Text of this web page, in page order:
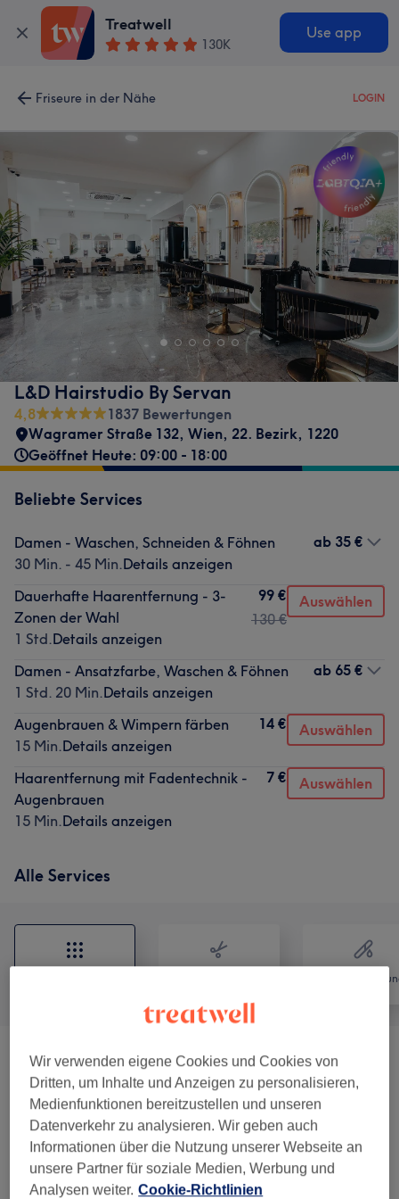
Treatwell
130K
Use app
Friseure in der Nähe LOGIN
L&D Hairstudio By Servan
4,8
1837 Bewertungen
Wagramer Straße 132, Wien, 22. Bezirk, 1220
Geöffnet Heute: 09:00 - 18:00
Beliebte Services
Damen - Waschen, Schneiden & Föhnen
30 Min. - 45 Min.Details anzeigen
ab 35 €
Dauerhafte Haarentfernung - 3-
Zonen der Wahl
1 Std.Details anzeigen
99 €
130 €
Auswählen
Damen - Ansatzfarbe, Waschen & Föhnen
1 Std. 20 Min.Details anzeigen
ab 65 €
Augenbrauen & Wimpern färben
15 Min.Details anzeigen
14 € Auswählen
Haarentfernung mit Fadentechnik -
Augenbrauen
15 Min.Details anzeigen
7 € Auswählen
Alle Services
Gewichts-& Cellulite Behandlungen G5
Massage (1)
ab 40 €
Damen - Haarschnitte & Stylings ( 15) ab 10 €
Damen - Colorationen, Schnitte &
Föhnen (5)
Wir verwenden eigene Cookies und Cookies von
Dritten, um Inhalte und Anzeigen zu personalisieren,
Medienfunktionen bereitzustellen und unseren
Datenverkehr zu analysieren. Wir geben auch
Informationen über die Nutzung unserer Webseite an
unsere Partner für soziale Medien, Werbung und
Analysen weiter. Cookie-Richtlinien